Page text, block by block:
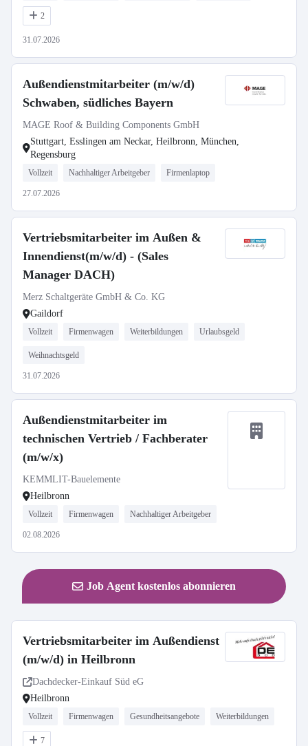
2
31.07.2026
Außendienstmitarbeiter (m/w/d)
Schwaben, südliches Bayern
MAGE Roof & Building Components GmbH
Stuttgart, Esslingen am Neckar, Heilbronn, München,
Regensburg
Vollzeit Nachhaltiger Arbeitgeber Firmenlaptop
27.07.2026
Vertriebsmitarbeiter im Außen &
Innendienst(m/w/d) - (Sales
Manager DACH)
Merz Schaltgeräte GmbH & Co. KG
Gaildorf
Vollzeit Firmenwagen Weiterbildungen Urlaubsgeld
Weihnachtsgeld
31.07.2026
Außendienstmitarbeiter im
technischen Vertrieb / Fachberater
(m/w/x)
KEMMLIT-Bauelemente
Heilbronn
Vollzeit Firmenwagen Nachhaltiger Arbeitgeber
02.08.2026
Job Agent kostenlos abonnieren
Vertriebsmitarbeiter im Außendienst
(m/w/d) in Heilbronn
Dachdecker-Einkauf Süd eG
Heilbronn
Vollzeit Firmenwagen Gesundheitsangebote Weiterbildungen
7